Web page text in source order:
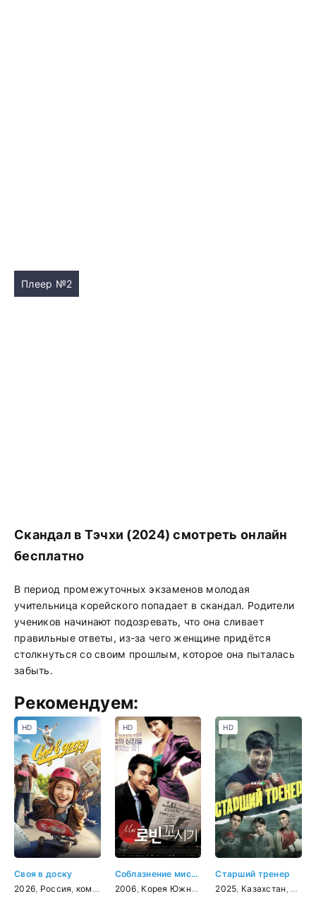
Плеер №2
Скандал в Тэчхи (2024) смотреть онлайн
бесплатно
В период промежуточных экзаменов молодая
учительница корейского попадает в скандал. Родители
учеников начинают подозревать, что она сливает
правильные ответы, из-за чего женщине придётся
столкнуться со своим прошлым, которое она пыталась
забыть.
Рекомендуем:
Своя в доску
2026 Россия комедия
HD
Соблазнение мистера Совершенство
2006 Корея Южная мелодрама,комедия
HD
Старший тренер
2025 Казахстан
HD